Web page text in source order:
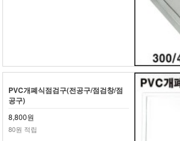
PVC개폐식점검구(전공구/점검창/점
공구)
8,800원
80원 적립